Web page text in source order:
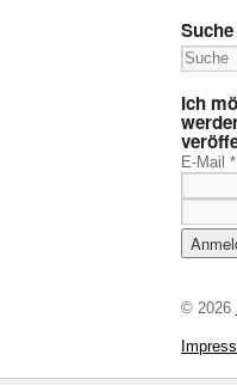
Suche
Ich
E-Mail *
© 2026